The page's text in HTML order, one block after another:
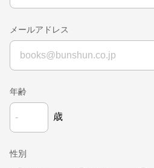
メールアドレス
年齢
歳
性別